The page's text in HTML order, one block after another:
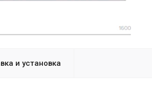
и установка